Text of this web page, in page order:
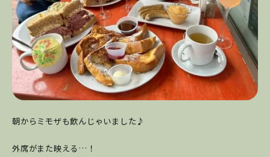
朝からミモザも飲んじゃいました♪
外席がまた映える…！